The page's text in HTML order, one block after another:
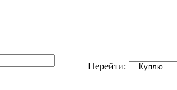
Перейти: